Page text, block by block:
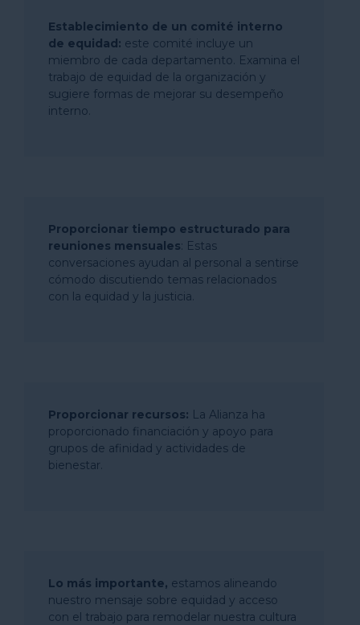
Establecimiento de un comité interno
de equidad: este comité incluye un
miembro de cada departamento. Examina el
trabajo de equidad de la organización y
sugiere formas de mejorar su desempeño
interno.
Proporcionar tiempo estructurado para
reuniones mensuales: Estas
conversaciones ayudan al personal a sentirse
cómodo discutiendo temas relacionados
con la equidad y la justicia.
Proporcionar recursos: La Alianza ha
proporcionado financiación y apoyo para
grupos de afinidad y actividades de
bienestar.
Lo más importante, estamos alineando
nuestro mensaje sobre equidad y acceso
con el trabajo para remodelar nuestra cultura